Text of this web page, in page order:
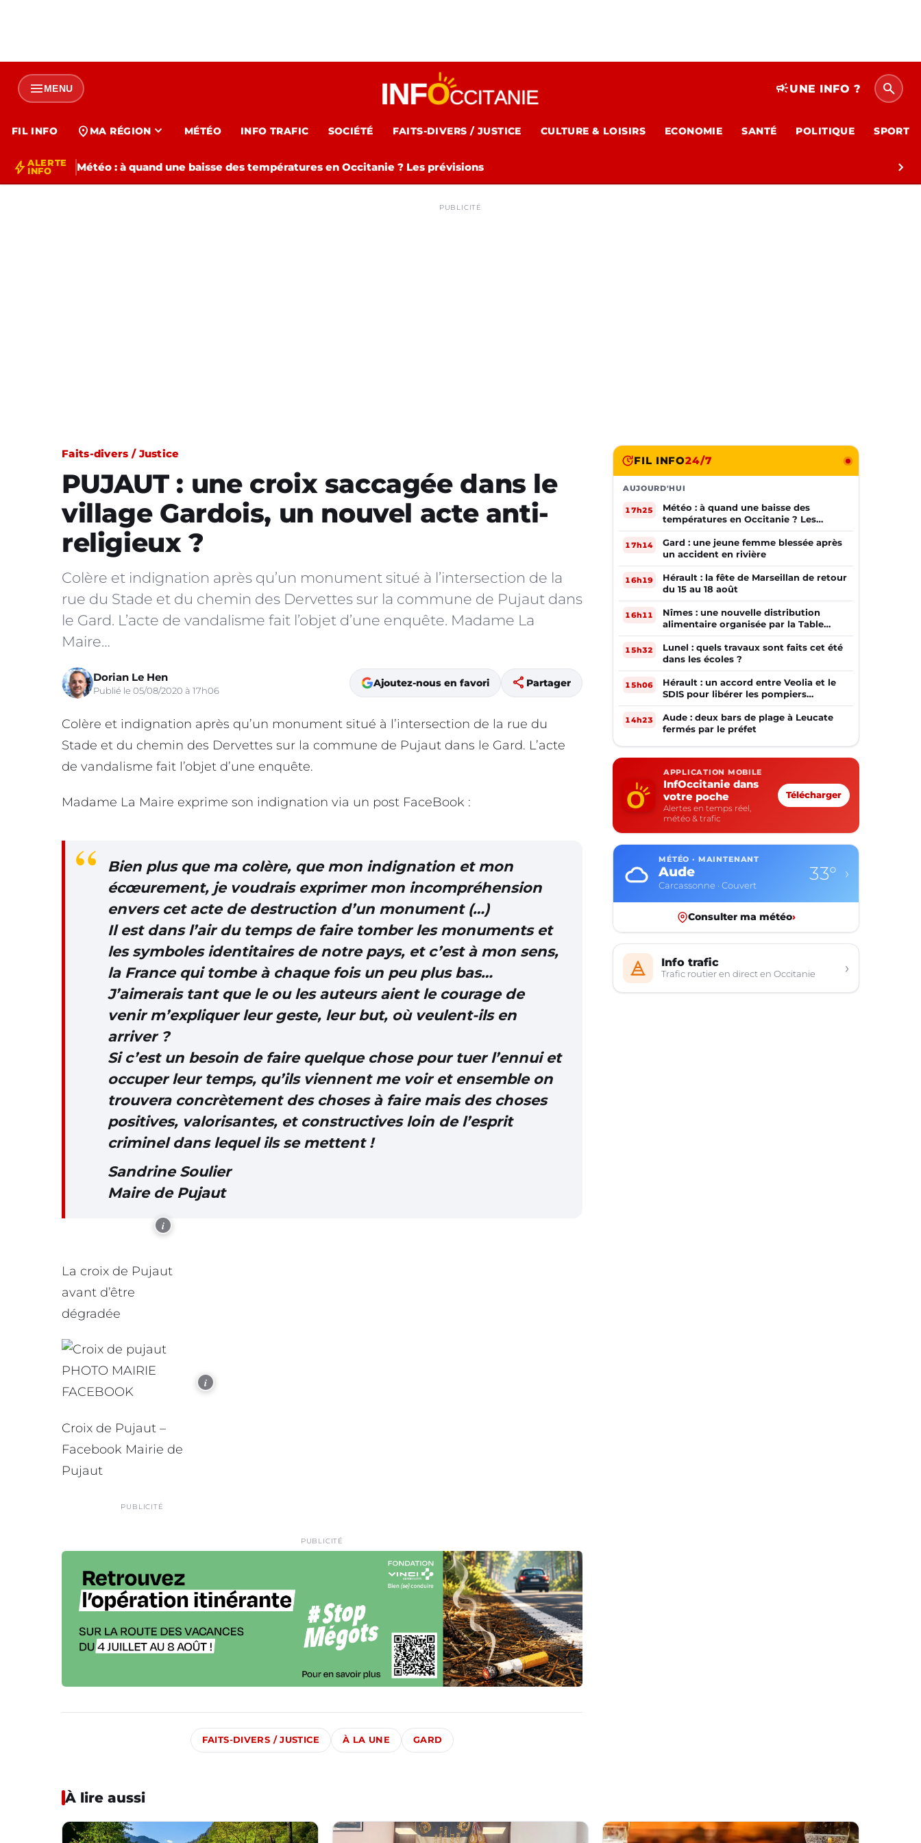
menuMENU campaignUNE INFO ? search
FIL INFO location_on MA RÉGION expand_more MÉTÉO INFO TRAFIC SOCIÉTÉ FAITS-DIVERS / JUSTICE CULTURE & LOISIRS ECONOMIE SANTÉ POLITIQUE SPORT
bolt ALERTE
INFO
Météo : à quand une baisse des températures en Occitanie ? Les prévisions chevron_right
PUBLICITÉ
Faits-divers / Justice
PUJAUT : une croix saccagée dans le
village Gardois, un nouvel acte anti-
religieux ?
Colère et indignation après qu’un monument situé à l’intersection de la
rue du Stade et du chemin des Dervettes sur la commune de Pujaut dans
le Gard. L’acte de vandalisme fait l’objet d’une enquête. Madame La
Maire…
Dorian Le Hen
Publié le 05/08/2020 à 17h06
Ajoutez-nous en favori share Partager
Colère et indignation après qu’un monument situé à l’intersection de la rue du
Stade et du chemin des Dervettes sur la commune de Pujaut dans le Gard. L’acte
de vandalisme fait l’objet d’une enquête.
Madame La Maire exprime son indignation via un post FaceBook :
Bien plus que ma colère, que mon indignation et mon
écœurement, je voudrais exprimer mon incompréhension
envers cet acte de destruction d’un monument (…)
Il est dans l’air du temps de faire tomber les monuments et
les symboles identitaires de notre pays, et c’est à mon sens,
la France qui tombe à chaque fois un peu plus bas…
J’aimerais tant que le ou les auteurs aient le courage de
venir m’expliquer leur geste, leur but, où veulent-ils en
arriver ?
Si c’est un besoin de faire quelque chose pour tuer l’ennui et
occuper leur temps, qu’ils viennent me voir et ensemble on
trouvera concrètement des choses à faire mais des choses
positives, valorisantes, et constructives loin de l’esprit
criminel dans lequel ils se mettent !
Sandrine Soulier
Maire de Pujaut
i
La croix de Pujaut
avant d’être
dégradée
i
Croix de Pujaut –
Facebook Mairie de
Pujaut
PUBLICITÉ
PUBLICITÉ
FAITS-DIVERS / JUSTICE À LA UNE GARD
FIL INFO24/7
AUJOURD'HUI
17h25
Météo : à quand une baisse des
températures en Occitanie ? Les
prévisions
17h14
Gard : une jeune femme blessée après
un accident en rivière
16h19
Hérault : la fête de Marseillan de retour
du 15 au 18 août
16h11
Nîmes : une nouvelle distribution
alimentaire organisée par la Table
Ouverte
15h32
Lunel : quels travaux sont faits cet été
dans les écoles ?
15h06
Hérault : un accord entre Veolia et le
SDIS pour libérer les pompiers
volontaires
14h23
Aude : deux bars de plage à Leucate
fermés par le préfet
APPLICATION MOBILE
InfOccitanie dans
votre poche
Alertes en temps réel,
météo & trafic
Télécharger
MÉTÉO · MAINTENANT
Aveyron
Rodez · Ciel dégagé
28° ›
Consulter ma météo›
Info trafic
Trafic routier en direct en Occitanie ›
À lire aussi